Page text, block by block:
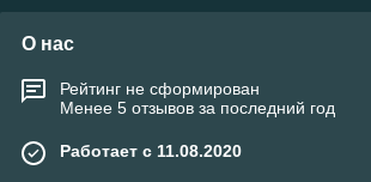
О нас
Рейтинг не сформирован
Менее 5 отзывов за последний год
Работает с 11.08.2020